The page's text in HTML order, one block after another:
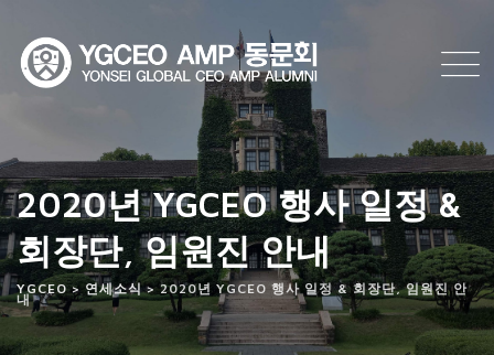
content
2020년 YGCEO 행사 일정 &
회장단, 임원진 안내
YGCEO> 연세소식>2020년 YGCEO 행사 일정 & 회장단, 임원진 안
내